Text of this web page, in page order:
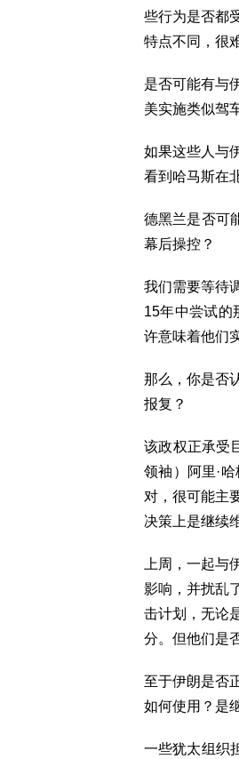
些行为是否都
特点不同，很
是否可能有与
美实施类似驾
如果这些人与
看到哈马斯在
德黑兰是否可
幕后操控？
我们需要等待
15年中尝试的
许意味着他们
那么，你是否
报复？
该政权正承受
领袖）阿里·
对，很可能主
决策上是继续
上周，一起
影响，并扰乱
击计划，无论
分。但他们是
至于伊朗是否
如何使用？是
一些犹太组织